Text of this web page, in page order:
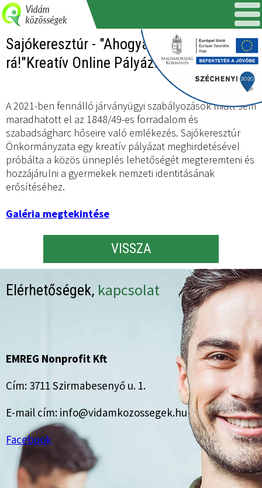
Sajókeresztúr - "Ahogyan én gondolok
rá!"Kreatív Online Pályázat
A 2021-ben fennálló járványügyi szabályozások miatt sem
maradhatott el az 1848/49-es forradalom és
szabadságharc hőseire való emlékezés. Sajókeresztúr
Önkormányzata egy kreatív pályázat meghirdetésével
próbálta a közös ünneplés lehetőségét megteremteni és
hozzájárulni a gyermekek nemzeti identitásának
erősítéséhez.
Galéria megtekintése
VISSZA
Elérhetőségek, kapcsolat
EMREG Nonprofit Kft
Cím: 3711 Szirmabesenyő u. 1.
E-mail cím: info@vidamkozossegek.hu
Facebook